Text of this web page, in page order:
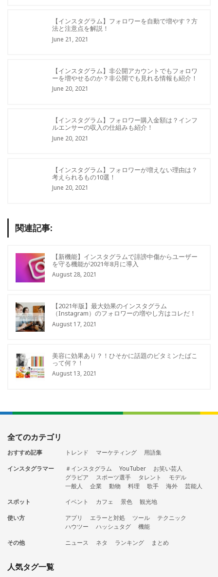
【インスタグラム】フォロワーを自動で増やす？方
法と注意点を解説！
June 21, 2021
【インスタグラム】非公開アカウントでもフォロワ
ーを増やせるのか？非公開でも見れる情報も紹介！
June 20, 2021
【インスタグラム】フォロワー購入金額は？インフ
ルエンサーの収入の仕組みも紹介！
June 20, 2021
【インスタグラム】フォロワーが増えない理由は？
考えられるもの10選！
June 20, 2021
関連記事:
【新機能】インスタグラムで誹謗中傷からユーザー
を守る機能が2021年8月に導入
August 28, 2021
【2021年版】最大効果のインスタグラム
（Instagram）のフォロワーの増やし方はコレだ！
August 17, 2021
美容に効果あり？！ひそかに話題のビタミンたばこ
って何？！
August 13, 2021
全てのカテゴリ
おすすめ記事 トレンド マーケティング
用語集
インスタグラマー
＃インスタグラム YouTuber
お笑い芸人
グラビア
スポーツ選手 タレント
モデル
一般人
企業 動物 料理 歌手 海外
芸能人
スポット
イベント カフェ 景色
観光地
使い方
アプリ エラーと対処 ツール
テクニック
ハウツー
ハッシュタグ
機能
その他
ニュース ネタ ランキング まとめ
人気タグ一覧